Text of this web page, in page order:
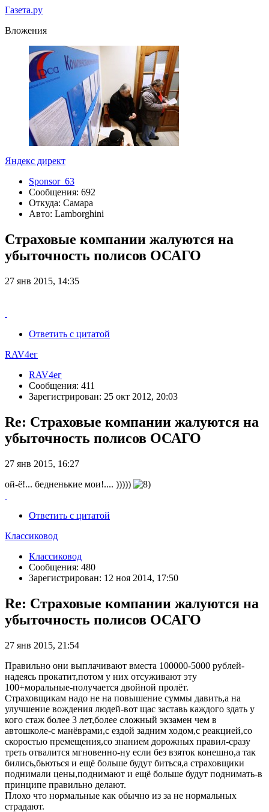
Газета.ру
Вложения
Яндекс директ
Sponsor_63
Сообщения: 692
Откуда: Самара
Авто: Lamborghini
Страховые компании жалуются на
убыточность полисов ОСАГО
27 янв 2015, 14:35
Ответить с цитатой
RAV4ег
RAV4ег
Сообщения: 411
Зарегистрирован: 25 окт 2012, 20:03
Re: Страховые компании жалуются на
убыточность полисов ОСАГО
27 янв 2015, 16:27
ой-ё!... бедненькие мои!.... )))))
Ответить с цитатой
Классиковод
Классиковод
Сообщения: 480
Зарегистрирован: 12 ноя 2014, 17:50
Re: Страховые компании жалуются на
убыточность полисов ОСАГО
27 янв 2015, 21:54
Правильно они выплачивают вместа 100000-5000 рублей-
надеясь прокатит,потом у них отсуживают эту
100+моральные-получается двойной пролёт.
Страховщикам надо не на повышение суммы давить,а на
улучшение вождения людей-вот щас заставь каждого здать у
кого стаж более 3 лет,более сложный экзамен чем в
автошколе-с манёврами,с ездой задним ходом,с реакцией,со
скоростью премещения,со знанием дорожных правил-сразу
треть отвалится мгновенно-ну если без взяток конешно,а так
бились,бьються и ещё больше будут биться,а страховщики
поднимали цены,поднимают и ещё больше будут поднимать-в
принципе правильно делают.
Плохо что нормальные как обычно из за не нормальных
страдают.